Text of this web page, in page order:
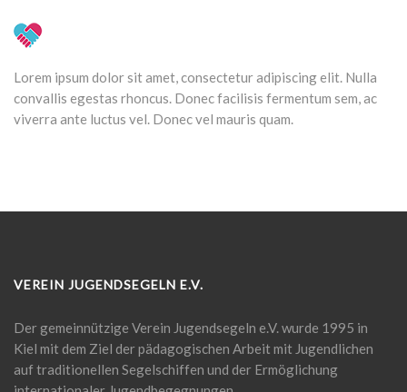
Lorem ipsum dolor sit amet, consectetur adipiscing elit. Nulla
convallis egestas rhoncus. Donec facilisis fermentum sem, ac
viverra ante luctus vel. Donec vel mauris quam.
VEREIN JUGENDSEGELN E.V.
Der gemeinnützige Verein Jugendsegeln e.V. wurde 1995 in
Kiel mit dem Ziel der pädagogischen Arbeit mit Jugendlichen
auf traditionellen Segelschiffen und der Ermöglichung